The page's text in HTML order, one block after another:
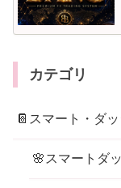
カテゴリ
📔スマート・ダ
🌸スマートダ